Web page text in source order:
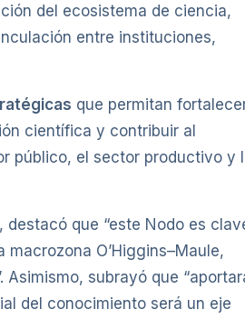
del ecosistema de ciencia,
entre instituciones,
que permitan
científica y contribuir al
público, el sector productivo y
que “este Nodo es
O’Higgins–Maule,
subrayó que
del conocimiento será un eje